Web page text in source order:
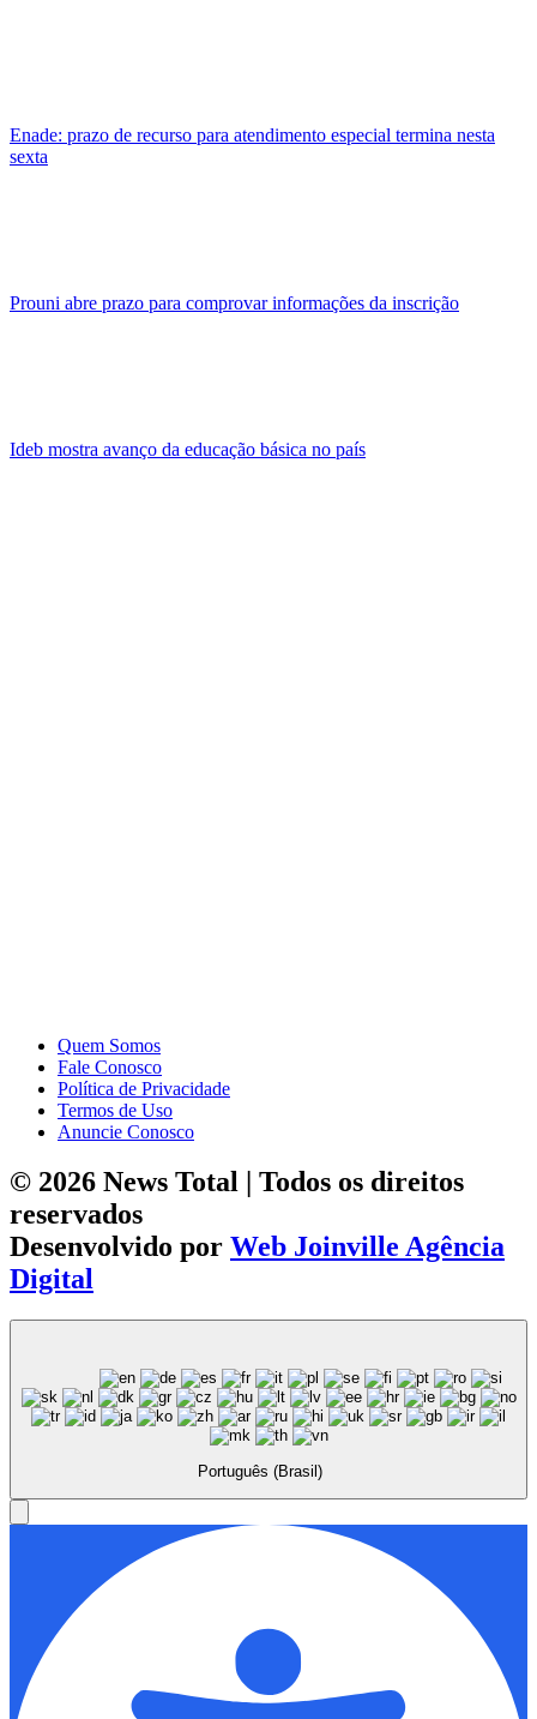
Enade: prazo de recurso para atendimento especial termina nesta
sexta
Prouni abre prazo para comprovar informações da inscrição
Ideb mostra avanço da educação básica no país
Quem Somos
Fale Conosco
Política de Privacidade
Termos de Uso
Anuncie Conosco
© 2026 News Total | Todos os direitos
reservados
Desenvolvido por Web Joinville Agência
Digital
Português (Brasil)